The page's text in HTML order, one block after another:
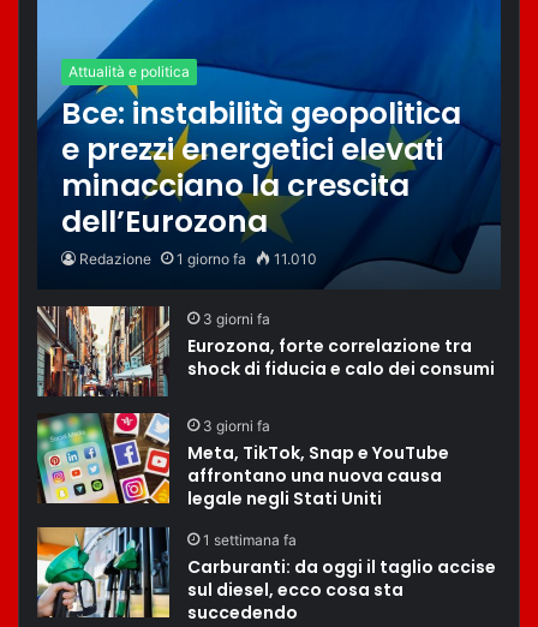
Attualità e politica
Bce: instabilità geopolitica
e prezzi energetici elevati
minacciano la crescita
dell’Eurozona
Redazione 1 giorno fa 11.010
3 giorni fa
Eurozona, forte correlazione tra
shock di fiducia e calo dei consumi
3 giorni fa
Meta, TikTok, Snap e YouTube
affrontano una nuova causa
legale negli Stati Uniti
1 settimana fa
Carburanti: da oggi il taglio accise
sul diesel, ecco cosa sta
succedendo